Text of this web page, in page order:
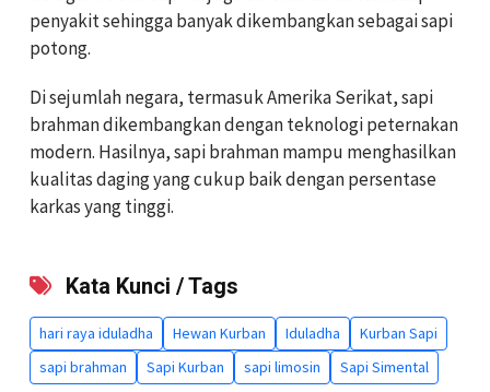
penyakit sehingga banyak dikembangkan sebagai sapi
potong.
Di sejumlah negara, termasuk Amerika Serikat, sapi
brahman dikembangkan dengan teknologi peternakan
modern. Hasilnya, sapi brahman mampu menghasilkan
kualitas daging yang cukup baik dengan persentase
karkas yang tinggi.
Kata Kunci / Tags
hari raya iduladha Hewan Kurban Iduladha
Kurban Sapi
sapi brahman
Sapi Kurban sapi limosin Sapi Simental